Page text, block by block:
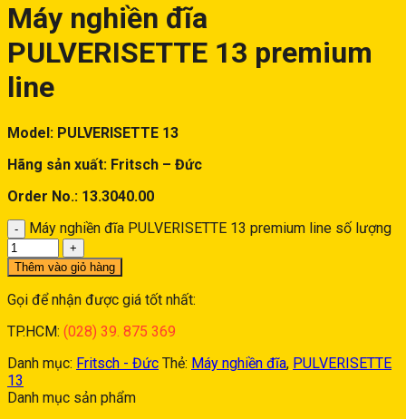
Máy nghiền đĩa
PULVERISETTE 13 premium
line
Model: PULVERISETTE 13
Hãng sản xuất: Fritsch – Đức
Order No.: 13.3040.00
Máy nghiền đĩa PULVERISETTE 13 premium line số lượng
Thêm vào giỏ hàng
Gọi để nhận được giá tốt nhất:
TP.HCM: (028) 39. 875 369
Danh mục: Fritsch - Đức Thẻ: Máy nghiền đĩa, PULVERISETTE
13
Danh mục sản phẩm